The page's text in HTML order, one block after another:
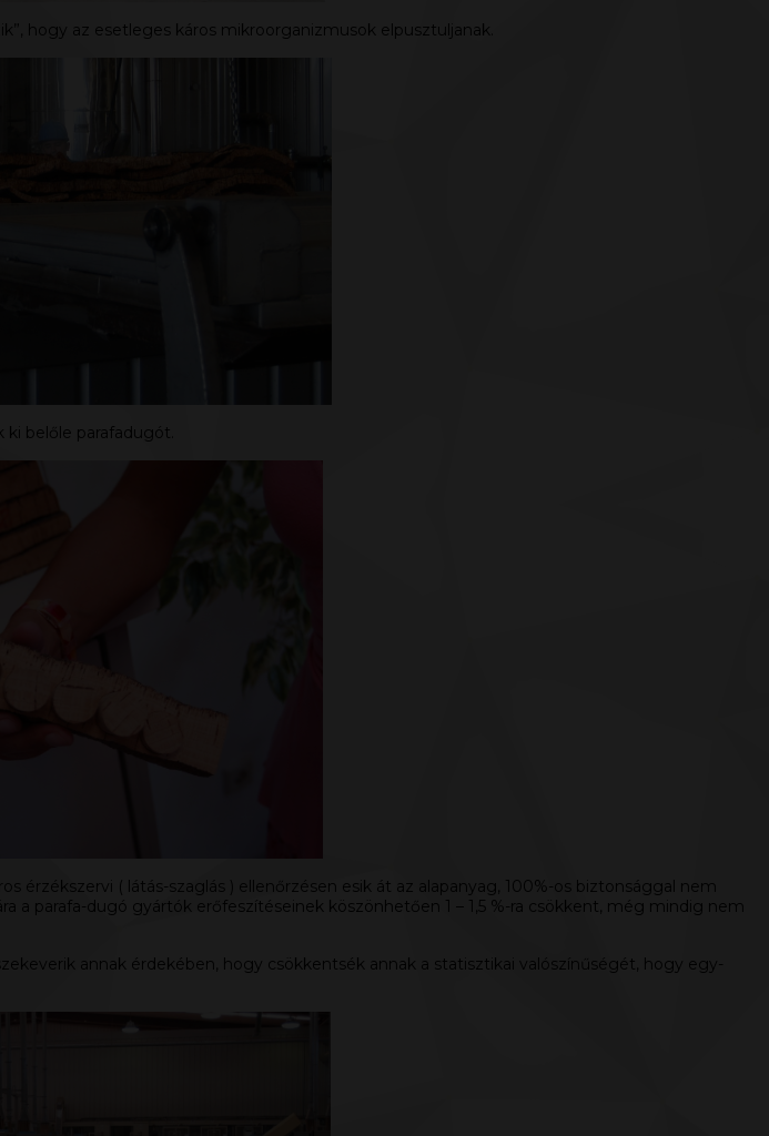
hogy az esetleges káros mikroorganizmusok elpusztuljanak.
ki belőle parafadugót.
érzékszervi ( látás-szaglás ) ellenőrzésen esik át az alapanyag, 100%-os biztonsággal nem
parafa-dugó gyártók erőfeszítéseinek köszönhetően 1 – 1,5 %-ra csökkent, még mindig nem
annak érdekében, hogy csökkentsék annak a statisztikai valószínűségét, hogy egy-